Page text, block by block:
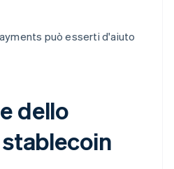
può esserti d'aiuto
dello